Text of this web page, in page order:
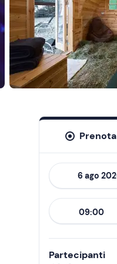
Prenota
forward
to
interact
with
09:00
Partecipanti